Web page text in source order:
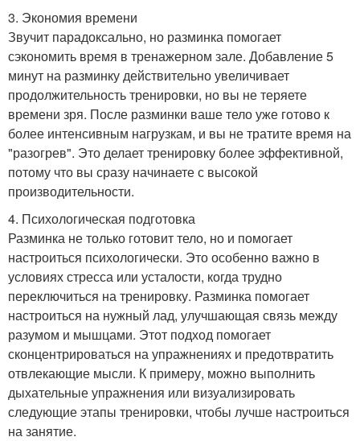
3. Экономия времени
Звучит парадоксально, но разминка помогает
сэкономить время в тренажерном зале. Добавление 5
минут на разминку действительно увеличивает
продолжительность тренировки, но вы не теряете
времени зря. После разминки ваше тело уже готово к
более интенсивным нагрузкам, и вы не тратите время на
"разогрев". Это делает тренировку более эффективной,
потому что вы сразу начинаете с высокой
производительности.
4. Психологическая подготовка
Разминка не только готовит тело, но и помогает
настроиться психологически. Это особенно важно в
условиях стресса или усталости, когда трудно
переключиться на тренировку. Разминка помогает
настроиться на нужный лад, улучшающая связь между
разумом и мышцами. Этот подход помогает
сконцентрироваться на упражнениях и предотвратить
отвлекающие мысли. К примеру, можно выполнить
дыхательные упражнения или визуализировать
следующие этапы тренировки, чтобы лучше настроиться
на занятие.